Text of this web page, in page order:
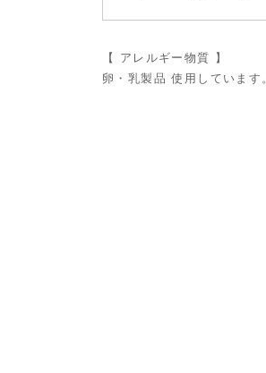
【 アレルギー物質 】
卵・乳製品 使用しています